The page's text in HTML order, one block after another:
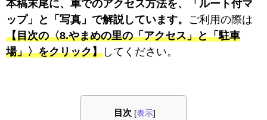
本稿末尾に、車でのアクセス方法を、「ルート付マ
ップ」と「写真」で解説しています。 ご利用の際は
【目次の〈8.やまめの里の「アクセス」と「駐車
場」〉をクリック】 してください。
目次 [表示]